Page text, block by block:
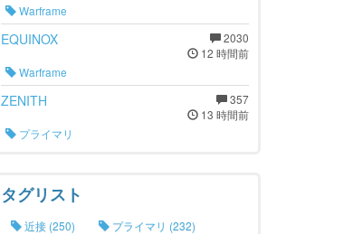
Warframe
2030
12 時間前
EQUINOX
Warframe
357
13 時間前
ZENITH
プライマリ
タグリスト
近接 (250)
プライマリ (232)